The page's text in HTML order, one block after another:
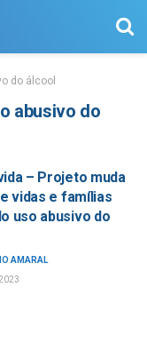
do álcool
abusivo do
– Projeto muda
vidas e famílias
uso abusivo do
AMARAL